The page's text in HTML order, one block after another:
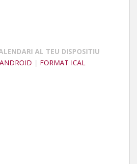
AL TEU DISPOSITIU
| FORMAT ICAL